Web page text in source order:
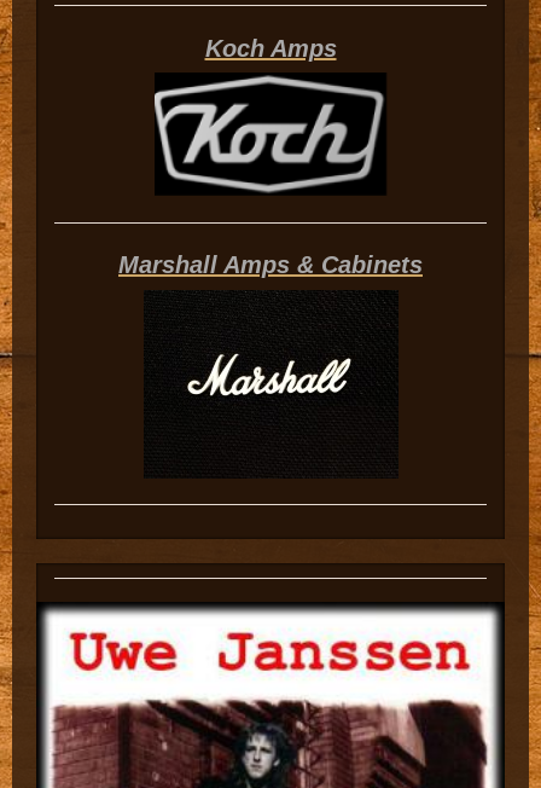
Koch Amps
Marshall Amps & Cabinets